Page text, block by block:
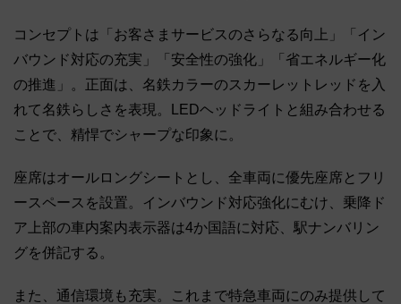
コンセプトは「お客さまサービスのさらなる向上」「イン
バウンド対応の充実」「安全性の強化」「省エネルギー化
の推進」。正面は、名鉄カラーのスカーレットレッドを入
れて名鉄らしさを表現。LEDヘッドライトと組み合わせる
ことで、精悍でシャープな印象に。
座席はオールロングシートとし、全車両に優先座席とフリ
ースペースを設置。インバウンド対応強化にむけ、乗降ド
ア上部の車内案内表示器は4か国語に対応、駅ナンバリン
グを併記する。
また、通信環境も充実。これまで特急車両にのみ提供して